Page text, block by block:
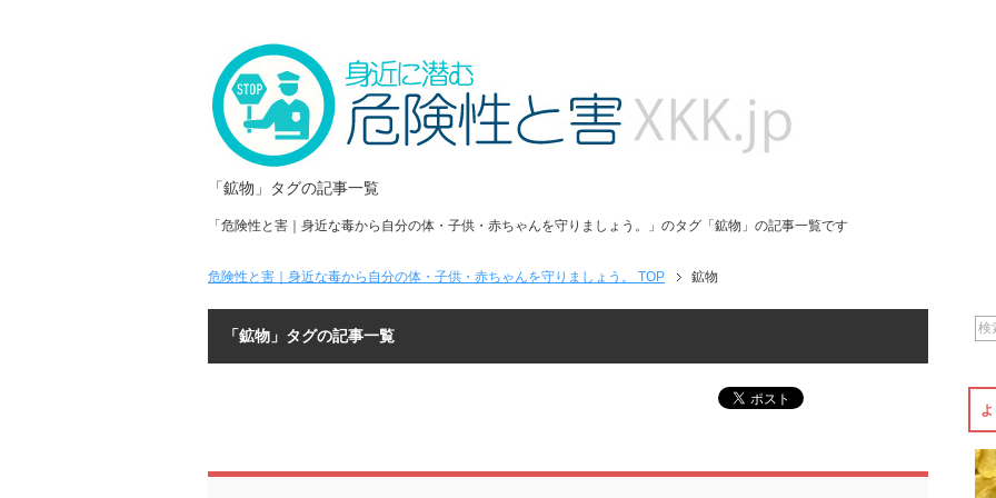
「鉱物」タグの記事一覧
「危険性と害｜身近な毒から自分の体・子供・赤ちゃんを守りましょう。」のタグ「鉱物」の記事一覧です
危険性と害｜身近な毒から自分の体・子供・赤ちゃんを守りましょう。 TOP 鉱物
「鉱物」タグの記事一覧